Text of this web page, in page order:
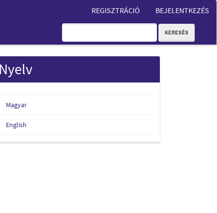
REGISZTRÁCIÓ BEJELENTKEZÉS
KERESÉS
Nyelv
Magyar
English